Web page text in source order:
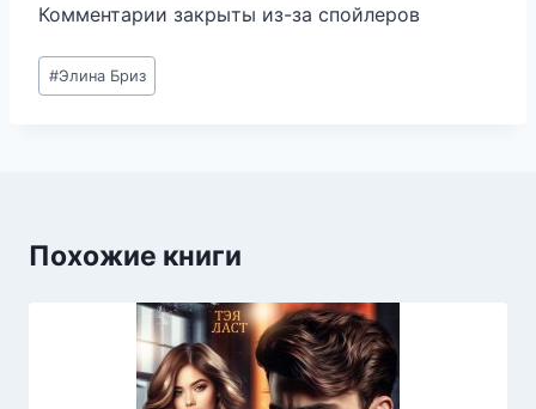
Комментарии закрыты из-за спойлеров
Метки
записи:
#Элина Бриз
Похожие книги